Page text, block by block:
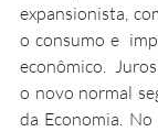
expansionista,
o consumo e
econômico.
o novo normal
da Economia.